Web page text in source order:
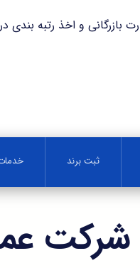
و اخذ رتبه بندی در کمترین
ثبت برند